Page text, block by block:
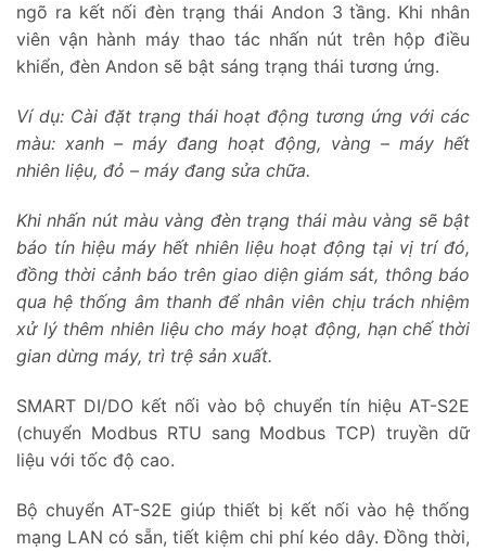
ngõ ra kết nối đèn trạng thái Andon 3 tầng. Khi nhân
viên vận hành máy thao tác nhấn nút trên hộp điều
khiển, đèn Andon sẽ bật sáng trạng thái tương ứng.
Ví dụ: Cài đặt trạng thái hoạt động tương ứng với các
màu: xanh – máy đang hoạt động, vàng – máy hết
nhiên liệu, đỏ – máy đang sửa chữa.
Khi nhấn nút màu vàng đèn trạng thái màu vàng sẽ bật
báo tín hiệu máy hết nhiên liệu hoạt động tại vị trí đó,
đồng thời cảnh báo trên giao diện giám sát, thông báo
qua hệ thống âm thanh để nhân viên chịu trách nhiệm
xử lý thêm nhiên liệu cho máy hoạt động, hạn chế thời
gian dừng máy, trì trệ sản xuất.
SMART DI/DO kết nối vào bộ chuyển tín hiệu AT-S2E
(chuyển Modbus RTU sang Modbus TCP) truyền dữ
liệu với tốc độ cao.
Bộ chuyển AT-S2E giúp thiết bị kết nối vào hệ thống
mạng LAN có sẵn, tiết kiệm chi phí kéo dây. Đồng thời,